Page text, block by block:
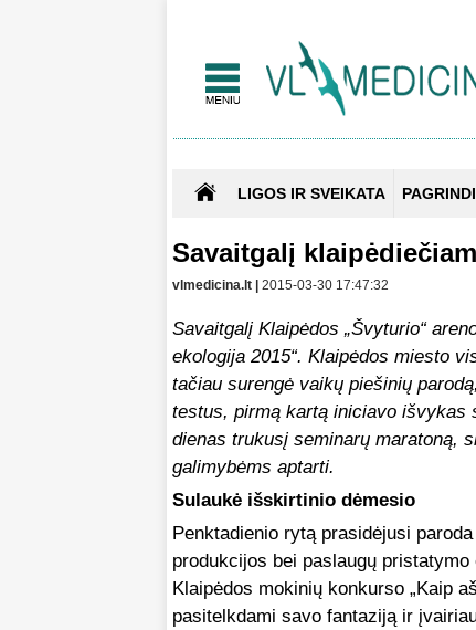
LIGOS IR SVEIKATA
Savaitgalį
vlmedicina.lt | 2015-03-30 17:47:32
Savaitgalį Klaipėdos „Švyturio“
ekologija 2015“. Klaipėdos miesto
tačiau surengė vaikų piešinių
testus, pirmą kartą iniciavo išvykas
dienas trukusį seminarų maratoną,
galimybėms aptarti.
Sulaukė išskirtinio dėmesio
Penktadienio rytą prasidėjusi
produkcijos bei paslaugų
Klaipėdos mokinių konkurso „Kaip
pasitelkdami savo fantaziją ir